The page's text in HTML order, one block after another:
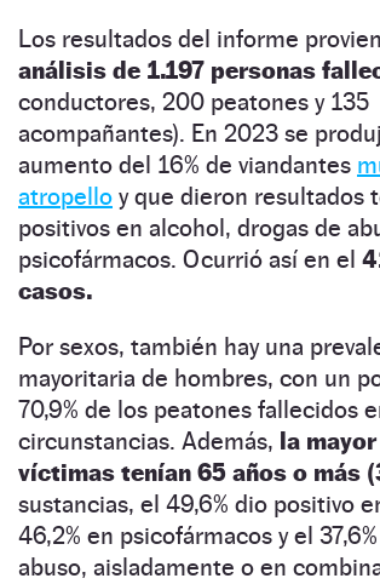
Los resultados del informe
análisis de 1.197 personas
conductores, 200 peatones y 135
acompañantes). En 2023 se
aumento del 16% de viandantes
atropello y que dieron resultados
positivos en alcohol, drogas de
psicofármacos. Ocurrió así en el
casos.
Por sexos, también hay una
mayoritaria de hombres, con un
70,9% de los peatones fallecidos
circunstancias. Además, la
víctimas tenían 65 años o más
sustancias, el 49,6% dio positivo
46,2% en psicofármacos y el
abuso, aisladamente o en